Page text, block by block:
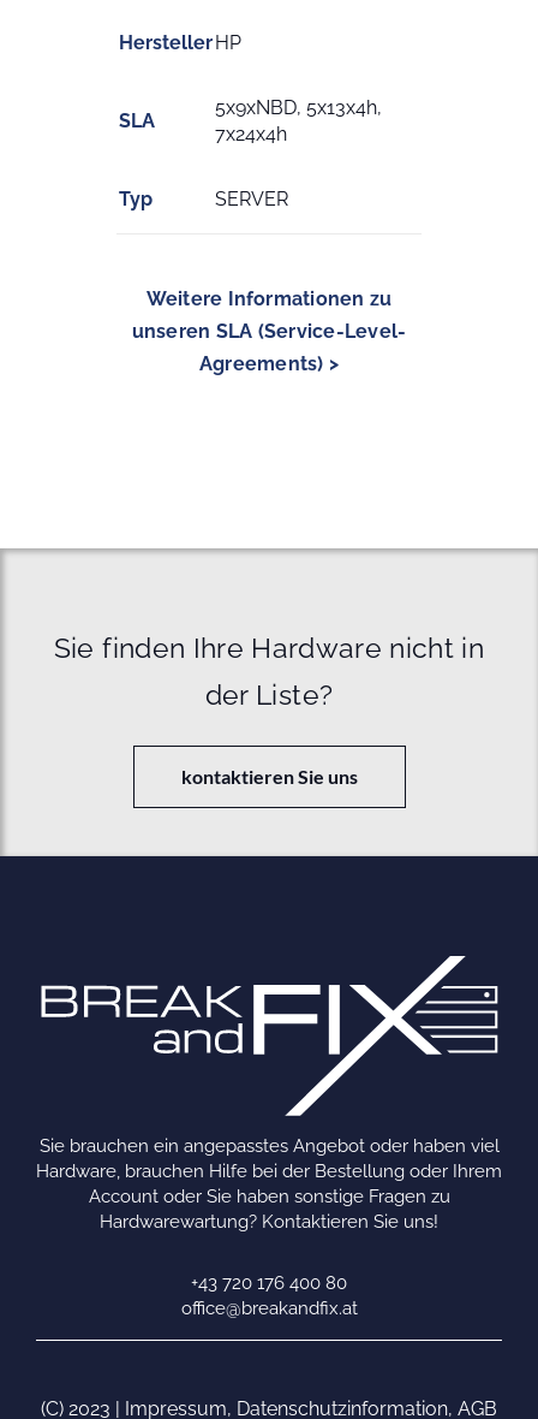
HerstellerHP
SLA
5x9xNBD, 5x13x4h,
7x24x4h
Typ SERVER
Weitere Informationen zu
unseren SLA (Service-Level-
Agreements) >
Sie finden Ihre Hardware nicht in
der Liste?
kontaktieren Sie uns
Sie brauchen ein angepasstes Angebot oder haben viel
Hardware, brauchen Hilfe bei der Bestellung oder Ihrem
Account oder Sie haben sonstige Fragen zu
Hardwarewartung? Kontaktieren Sie uns!
+43 720 176 400 80
office@breakandfix.at
(C) 2023 | Impressum, Datenschutzinformation, AGB